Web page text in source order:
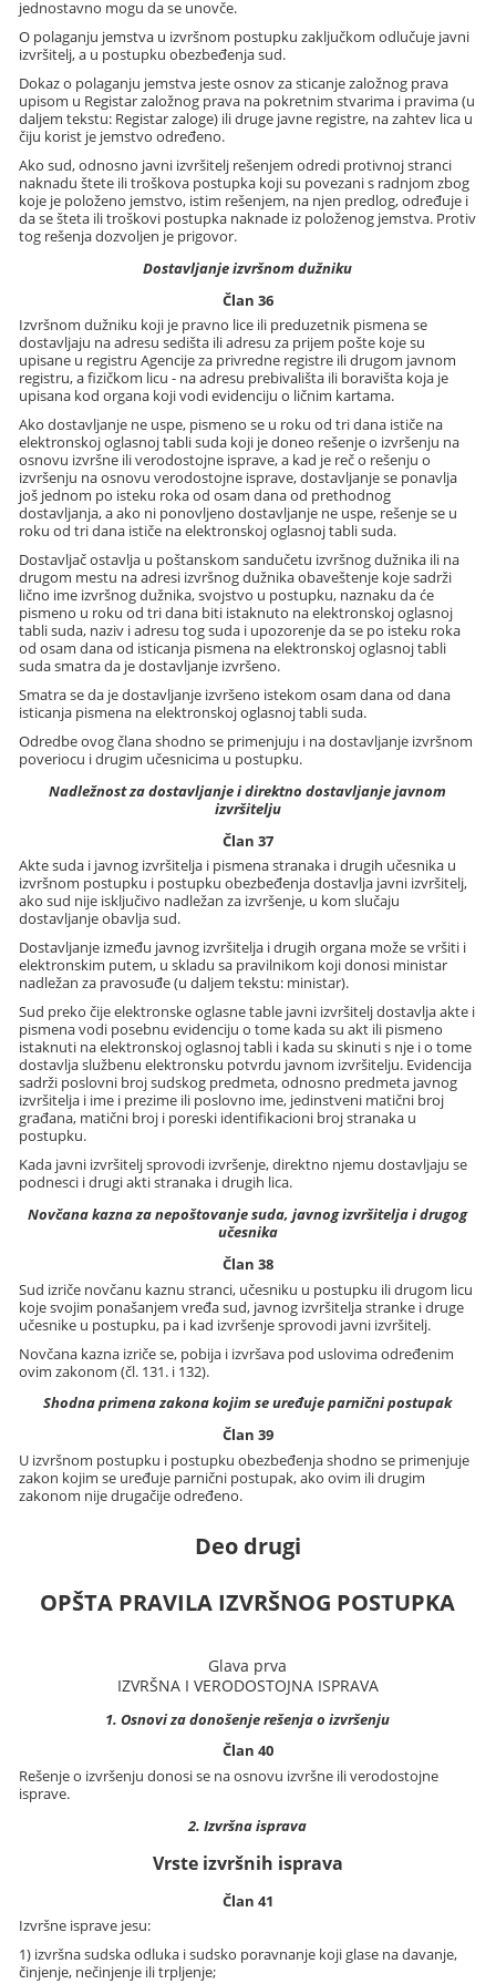
jednostavno mogu da se unovče.
O polaganju jemstva u izvršnom postupku zaključkom odlučuje javni
izvršitelj, a u postupku obezbeđenja sud.
Dokaz o polaganju jemstva jeste osnov za sticanje založnog prava
upisom u Registar založnog prava na pokretnim stvarima i pravima (u
daljem tekstu: Registar zaloge) ili druge javne registre, na zahtev lica u
čiju korist je jemstvo određeno.
Ako sud, odnosno javni izvršitelj rešenjem odredi protivnoj stranci
naknadu štete ili troškova postupka koji su povezani s radnjom zbog
koje je položeno jemstvo, istim rešenjem, na njen predlog, određuje i
da se šteta ili troškovi postupka naknade iz položenog jemstva. Protiv
tog rešenja dozvoljen je prigovor.
Dostavljanje izvršnom dužniku
Član 36
Izvršnom dužniku koji je pravno lice ili preduzetnik pismena se
dostavljaju na adresu sedišta ili adresu za prijem pošte koje su
upisane u registru Agencije za privredne registre ili drugom javnom
registru, a fizičkom licu - na adresu prebivališta ili boravišta koja je
upisana kod organa koji vodi evidenciju o ličnim kartama.
Ako dostavljanje ne uspe, pismeno se u roku od tri dana ističe na
elektronskoj oglasnoj tabli suda koji je doneo rešenje o izvršenju na
osnovu izvršne ili verodostojne isprave, a kad je reč o rešenju o
izvršenju na osnovu verodostojne isprave, dostavljanje se ponavlja
još jednom po isteku roka od osam dana od prethodnog
dostavljanja, a ako ni ponovljeno dostavljanje ne uspe, rešenje se u
roku od tri dana ističe na elektronskoj oglasnoj tabli suda.
Dostavljač ostavlja u poštanskom sandučetu izvršnog dužnika ili na
drugom mestu na adresi izvršnog dužnika obaveštenje koje sadrži
lično ime izvršnog dužnika, svojstvo u postupku, naznaku da će
pismeno u roku od tri dana biti istaknuto na elektronskoj oglasnoj
tabli suda, naziv i adresu tog suda i upozorenje da se po isteku roka
od osam dana od isticanja pismena na elektronskoj oglasnoj tabli
suda smatra da je dostavljanje izvršeno.
Smatra se da je dostavljanje izvršeno istekom osam dana od dana
isticanja pismena na elektronskoj oglasnoj tabli suda.
Odredbe ovog člana shodno se primenjuju i na dostavljanje izvršnom
poveriocu i drugim učesnicima u postupku.
Nadležnost za dostavljanje i direktno dostavljanje javnom
izvršitelju
Član 37
Akte suda i javnog izvršitelja i pismena stranaka i drugih učesnika u
izvršnom postupku i postupku obezbeđenja dostavlja javni izvršitelj,
ako sud nije isključivo nadležan za izvršenje, u kom slučaju
dostavljanje obavlja sud.
Dostavljanje između javnog izvršitelja i drugih organa može se vršiti i
elektronskim putem, u skladu sa pravilnikom koji donosi ministar
nadležan za pravosuđe (u daljem tekstu: ministar).
Sud preko čije elektronske oglasne table javni izvršitelj dostavlja akte i
pismena vodi posebnu evidenciju o tome kada su akt ili pismeno
istaknuti na elektronskoj oglasnoj tabli i kada su skinuti s nje i o tome
dostavlja službenu elektronsku potvrdu javnom izvršitelju. Evidencija
sadrži poslovni broj sudskog predmeta, odnosno predmeta javnog
izvršitelja i ime i prezime ili poslovno ime, jedinstveni matični broj
građana, matični broj i poreski identifikacioni broj stranaka u
postupku.
Kada javni izvršitelj sprovodi izvršenje, direktno njemu dostavljaju se
podnesci i drugi akti stranaka i drugih lica.
Novčana kazna za nepoštovanje suda, javnog izvršitelja i drugog
učesnika
Član 38
Sud izriče novčanu kaznu stranci, učesniku u postupku ili drugom licu
koje svojim ponašanjem vređa sud, javnog izvršitelja stranke i druge
učesnike u postupku, pa i kad izvršenje sprovodi javni izvršitelj.
Novčana kazna izriče se, pobija i izvršava pod uslovima određenim
ovim zakonom (čl. 131. i 132).
Shodna primena zakona kojim se uređuje parnični postupak
Član 39
U izvršnom postupku i postupku obezbeđenja shodno se primenjuje
zakon kojim se uređuje parnični postupak, ako ovim ili drugim
zakonom nije drugačije određeno.
Deo drugi
OPŠTA PRAVILA IZVRŠNOG POSTUPKA
Glava prva
IZVRŠNA I VERODOSTOJNA ISPRAVA
1. Osnovi za donošenje rešenja o izvršenju
Član 40
Rešenje o izvršenju donosi se na osnovu izvršne ili verodostojne
isprave.
2. Izvršna isprava
Vrste izvršnih isprava
Član 41
Izvršne isprave jesu:
1) izvršna sudska odluka i sudsko poravnanje koji glase na davanje,
činjenje, nečinjenje ili trpljenje;